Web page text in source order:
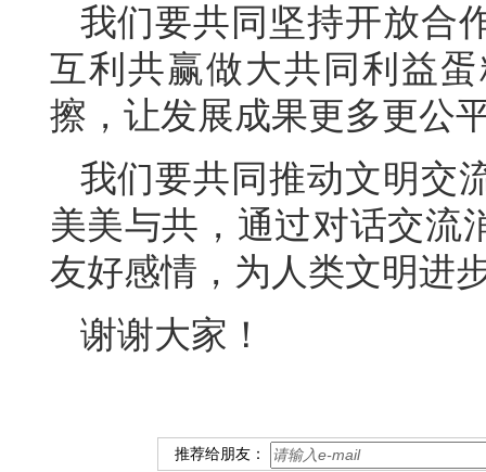
我们要共同坚持开放合
互利共赢做大共同利益
擦，让发展成果更多更公
我们要共同推动文明交
美美与共，通过对话交流
友好感情，为人类文明进
谢谢大家！
推荐给朋友：